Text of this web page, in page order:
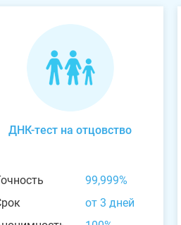
ДНК-тест на отцовство
99,999%
от 3 дней